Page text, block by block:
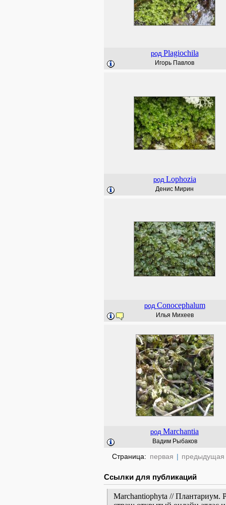
род Plagiochila
Игорь Павлов
род Lophozia
Денис Мирин
род Conocephalum
Илья Михеев
род Marchantia
Вадим Рыбаков
Страница: первая | предыдущая
Ссылки для публикаций
Marchantiophyta // Плантариум.